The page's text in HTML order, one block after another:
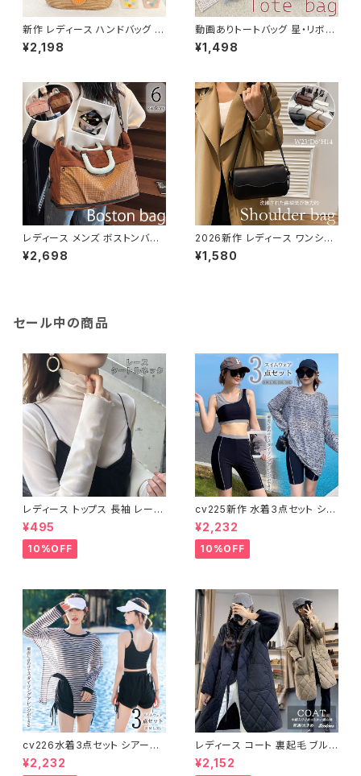
新作 レディース ハンドバッグ か
ごバッグ ドット 手持ち 編み込み
風 軽い ペーパー 麦わら風 花柄
¥2,198
動画ありトートバッグ 星・リボン
柄 レース 小物入れ デニム カジ
ュアル サブバッグ 軽い
¥1,498
レディース メンズ ボストンバッ
グ 斜め掛け 肩掛け ハンドバッ
グ スポーツ 旅行 鞄 大容量 多
¥2,698
2026新作 レディース ワンショ
ルダーバッグ 肩掛け きれいめ
スクエア レザー調
¥1,580
セール中の商品
レディース トップス 長袖 レース
タートルネック ファッション 4色
美ライン
¥495
10%OFF
cv225新作 水着3点セット シア
ートップス ラッシュガード 長袖
日焼け防止 体型カバー
¥2,232
10%OFF
cv226水着3点セット シアート
ップス ラッシュガード 長袖 日焼
け防止 体型カバー
¥2,232
レディース コート 裏起毛 ブルゾ
ン ジャンパー ジャケット キルテ
ィング 中綿
¥2,152